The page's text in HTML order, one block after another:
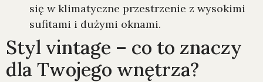
się w klimatyczne przestrzenie z wysokimi
sufitami i dużymi oknami.
Styl vintage – co to znaczy
dla Twojego wnętrza?